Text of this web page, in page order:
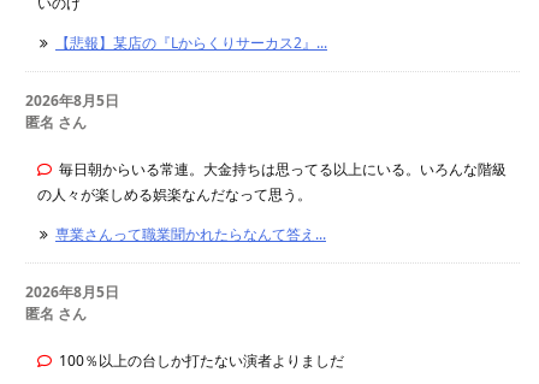
【悲報】某店の『Lからくりサーカス2』...
2026年8月5日
匿名 さん
毎日朝からいる常連。大金持ちは思ってる以上にいる。いろんな階級
の人々が楽しめる娯楽なんだなって思う。
専業さんって職業聞かれたらなんて答え...
2026年8月5日
匿名 さん
100％以上の台しか打たない演者よりましだ